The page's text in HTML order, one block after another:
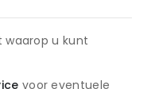
waarop u kunt
voor eventuele